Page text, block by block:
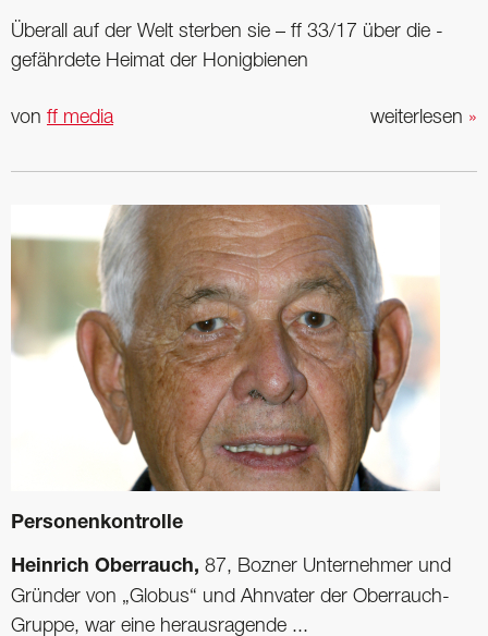
Überall auf der Welt ­sterben sie – ff 33/17 über die ­
gefährdete Heimat der ­Honigbienen
weiterlesen »
von ff media
Personenkontrolle
Heinrich Oberrauch, 87, Bozner Unternehmer und
Gründer von „Globus“ und Ahnvater der Oberrauch-
Gruppe, war eine herausragende ...